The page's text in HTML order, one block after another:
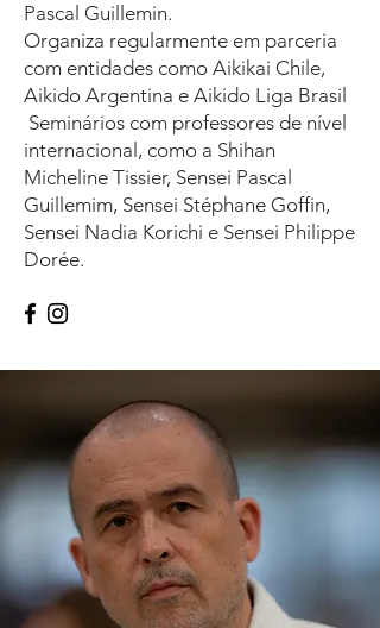
Pascal Guillemin.
Organiza regularmente em parceria
com entidades como Aikikai Chile,
Aikido Argentina e Aikido Liga Brasil
Seminários com professores de nível
internacional, como a Shihan
Micheline Tissier, Sensei Pascal
Guillemim, Sensei Stéphane Goffin,
Sensei Nadia Korichi e Sensei Philippe
Dorée.